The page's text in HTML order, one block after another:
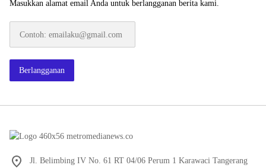
Masukkan alamat email Anda untuk berlangganan berita kami.
emailaku@gmail.com
Berlangganan
Jl. Belimbing IV No. 61 RT 04/06 Perum 1 Karawaci Tangerang